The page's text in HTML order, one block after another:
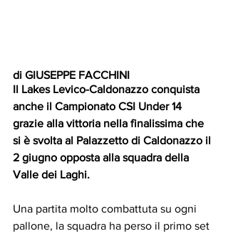
di GIUSEPPE FACCHINI
Il Lakes Levico-Caldonazzo conquista
anche il Campionato CSI Under 14
grazie alla vittoria nella finalissima che
si è svolta al Palazzetto di Caldonazzo il
2 giugno opposta alla squadra della
Valle dei Laghi.
Una partita molto combattuta su ogni
pallone, la squadra ha perso il primo set